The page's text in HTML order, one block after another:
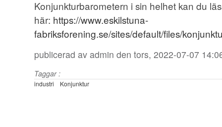
Konjunkturbarometern i sin helhet kan du
här: https://www.eskilstuna-
fabriksforening.se/sites/default/files/
publicerad av admin den tors, 2022-07-07
Taggar :
industri Konjunktur